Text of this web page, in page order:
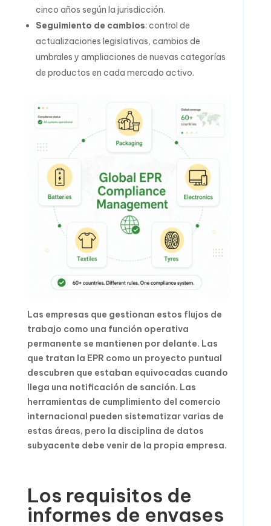
cinco años según la jurisdicción.
Seguimiento de cambios: control de
actualizaciones legislativas, cambios de
umbrales y ampliaciones de nuevas categorías
de productos en cada mercado activo.
Las empresas que gestionan estos flujos de
trabajo como una función operativa
permanente se mantienen por delante. Las
que tratan la EPR como un proyecto puntual
descubren que estaban equivocadas cuando
llega una notificación de sanción. Las
herramientas de cumplimiento del comercio
internacional pueden sistematizar varias de
estas áreas, pero la disciplina de datos
subyacente debe venir de la propia empresa.
Los requisitos de
informes de envases